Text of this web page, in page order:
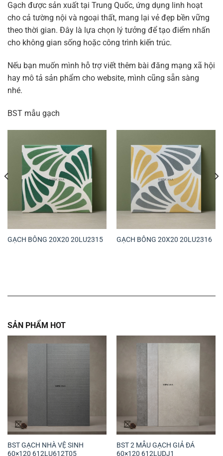
Gạch được sản xuất tại Trung Quốc, ứng dụng linh hoạt
cho cả tường nội và ngoại thất, mang lại vẻ đẹp bền vững
theo thời gian. Đây là lựa chọn lý tưởng để tạo điểm nhấn
cho không gian sống hoặc công trình kiến trúc.
Nếu bạn muốn mình hỗ trợ viết thêm bài đăng mạng xã hội
hay mô tả sản phẩm cho website, mình cũng sẵn sàng
nhé.
BST mẫu gạch
GẠCH BÔNG 20X20 20LU2315 GẠCH BÔNG 20X20 20LU2316
SẢN PHẨM HOT
BST GẠCH NHÀ VỆ SINH
60×120 612LU612T05
BST 2 MẪU GẠCH GIẢ ĐÁ
60×120 612LUDJ1